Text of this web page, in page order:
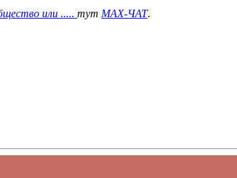
или ..... тут MAX-ЧАТ.